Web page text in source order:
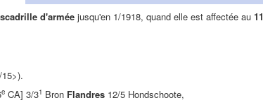
d'armée jusqu'en 1/1918, quand elle est affectée au 11
e CA] 3/31 Bron Flandres 12/5 Hondschoote,